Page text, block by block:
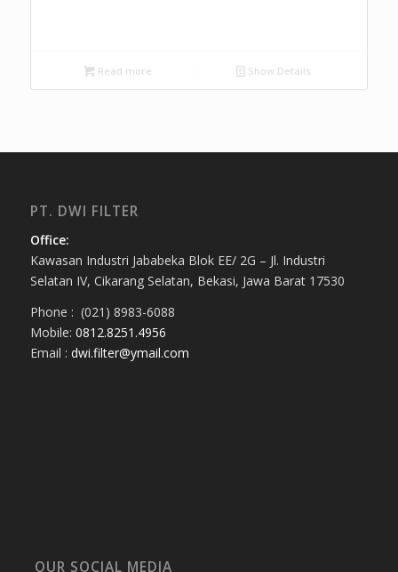
Read more Show Details
PT. DWI FILTER
Office:
Kawasan Industri Jababeka Blok EE/ 2G – Jl. Industri
Selatan IV, Cikarang Selatan, Bekasi, Jawa Barat 17530
Phone : (021) 8983-6088
Mobile: 0812.8251.4956
Email : dwi.filter@ymail.com
OUR SOCIAL MEDIA